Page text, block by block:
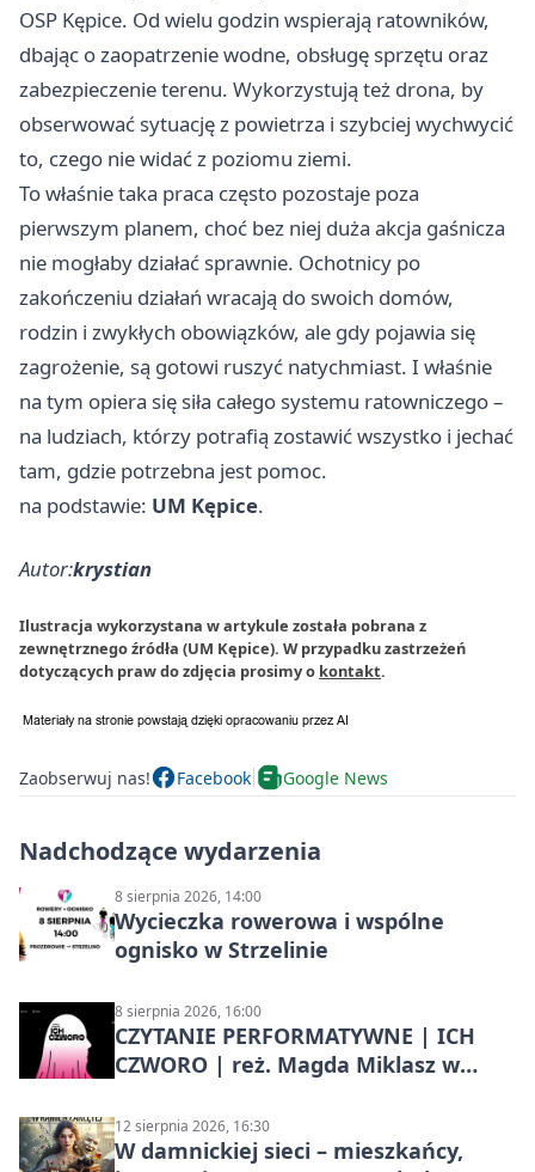
OSP Kępice. Od wielu godzin wspierają ratowników,
dbając o zaopatrzenie wodne, obsługę sprzętu oraz
zabezpieczenie terenu. Wykorzystują też drona, by
obserwować sytuację z powietrza i szybciej wychwycić
to, czego nie widać z poziomu ziemi.
To właśnie taka praca często pozostaje poza
pierwszym planem, choć bez niej duża akcja gaśnicza
nie mogłaby działać sprawnie. Ochotnicy po
zakończeniu działań wracają do swoich domów,
rodzin i zwykłych obowiązków, ale gdy pojawia się
zagrożenie, są gotowi ruszyć natychmiast. I właśnie
na tym opiera się siła całego systemu ratowniczego –
na ludziach, którzy potrafią zostawić wszystko i jechać
tam, gdzie potrzebna jest pomoc.
na podstawie: UM Kępice.
Autor:krystian
Ilustracja wykorzystana w artykule została pobrana z
zewnętrznego źródła (UM Kępice). W przypadku zastrzeżeń
dotyczących praw do zdjęcia prosimy o kontakt.
Zaobserwuj nas! Facebook Google News
Nadchodzące wydarzenia
8 sierpnia 2026, 14:00
Wycieczka rowerowa i wspólne
ognisko w Strzelinie
8 sierpnia 2026, 16:00
CZYTANIE PERFORMATYWNE | ICH
CZWORO | reż. Magda Miklasz w
12 sierpnia 2026, 16:30
W damnickiej sieci – mieszkańcy,